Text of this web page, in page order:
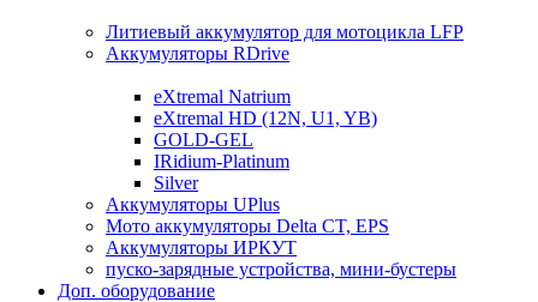
Литиевый аккумулятор для мотоцикла LFP
Аккумуляторы RDrive
eXtremal Natrium
eXtremal HD (12N, U1, YB)
GOLD-GEL
IRidium-Platinum
Silver
Аккумуляторы UPlus
Мото аккумуляторы Delta CT, EPS
Аккумуляторы ИРКУТ
пуско-зарядные устройства, мини-бустеры
Доп. оборудование